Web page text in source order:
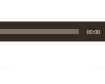
00:00